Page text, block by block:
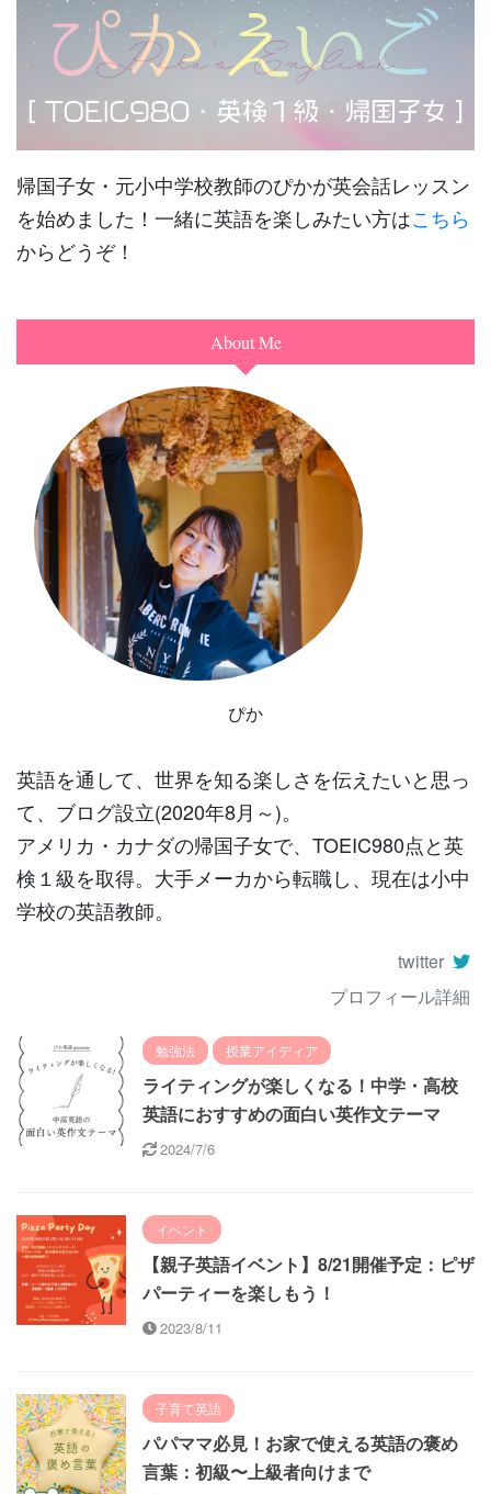
帰国子女・元小中学校教師のぴかが英会話レッスン
を始めました！一緒に英語を楽しみたい方はこちら
からどうぞ！
About Me
ぴか
英語を通して、世界を知る楽しさを伝えたいと思っ
て、ブログ設立(2020年8月～)。
アメリカ・カナダの帰国子女で、TOEIC980点と英
検１級を取得。大手メーカから転職し、現在は小中
学校の英語教師。
twitter
プロフィール詳細
勉強法 授業アイディア
ライティングが楽しくなる！中学・高校
英語におすすめの面白い英作文テーマ
2024/7/6
イベント
【親子英語イベント】8/21開催予定：ピザ
パーティーを楽しもう！
2023/8/11
子育て英語
パパママ必見！お家で使える英語の褒め
言葉：初級〜上級者向けまで